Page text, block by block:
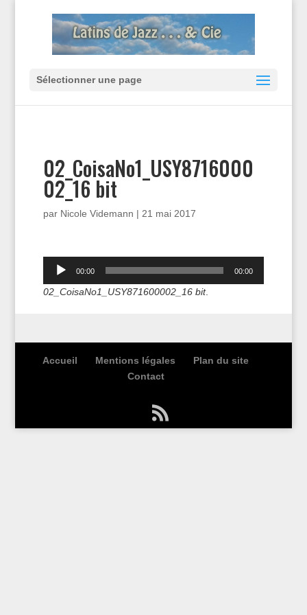
Sélectionner une page
02_CoisaNo1_USY8716000
02_16 bit
par Nicole Videmann | 21 mai 2017
Lecteur
00:00 00:00
02_CoisaNo1_USY871600002_16 bit.
Accueil Mentions légales
Plan du site
Contact